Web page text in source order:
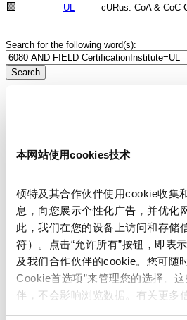
本网站使用cookies技术
硕特及其合作伙伴使用cookie收集
息，向您展示个性化广告，并优化
此，我们在您的设备上访问和存储
符）。点击“允许所有”按钮，即表
及我们合作伙伴的cookie。您可随
Cookie首选项”来管理您的选择。
伴，不会影响浏览数据。有关更多